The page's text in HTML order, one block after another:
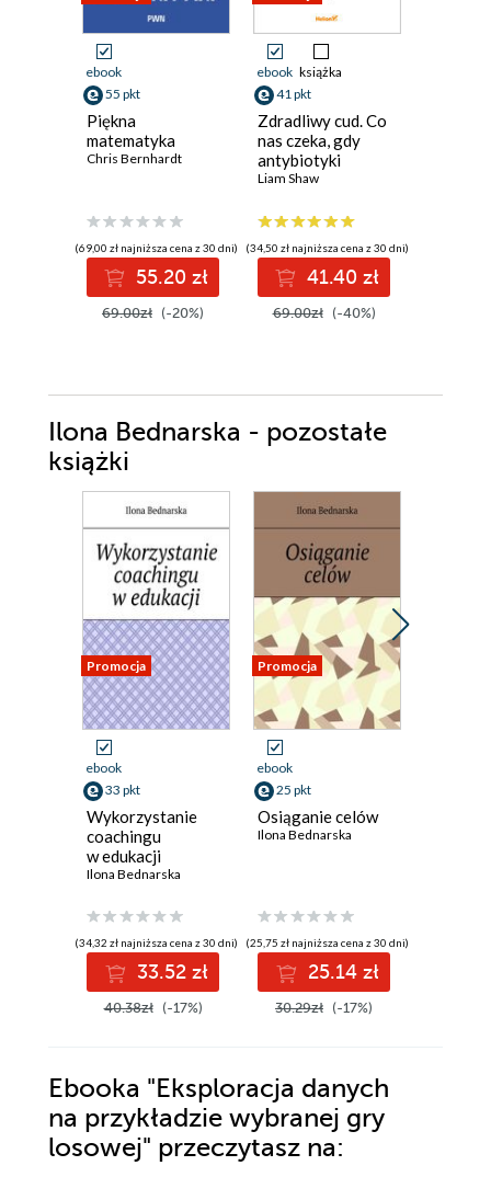
ebook
55 pkt
Piękna
matematyka
Chris Bernhardt
(69,00 zł najniższa cena z 30 dni)
55.20 zł
69.00zł (-20%)
ebook książka
41 pkt
Zdradliwy cud. Co
nas czeka, gdy
antybiotyki
przestaną działać
Liam Shaw
(34,50 zł najniższa cena z 30 dni)
41.40 zł
69.00zł (-40%)
Ilona Bednarska - pozostałe
książki
Promocja
ebook
33 pkt
Wykorzystanie
coachingu
w edukacji
Ilona Bednarska
(34,32 zł najniższa cena z 30 dni)
33.52 zł
40.38zł (-17%)
Promocja
ebook
25 pkt
Osiąganie celów
Ilona Bednarska
(25,75 zł najniższa cena z 30 dni)
25.14 zł
30.29zł (-17%)
Ebooka "Eksploracja danych
na przykładzie wybranej gry
losowej" przeczytasz na: